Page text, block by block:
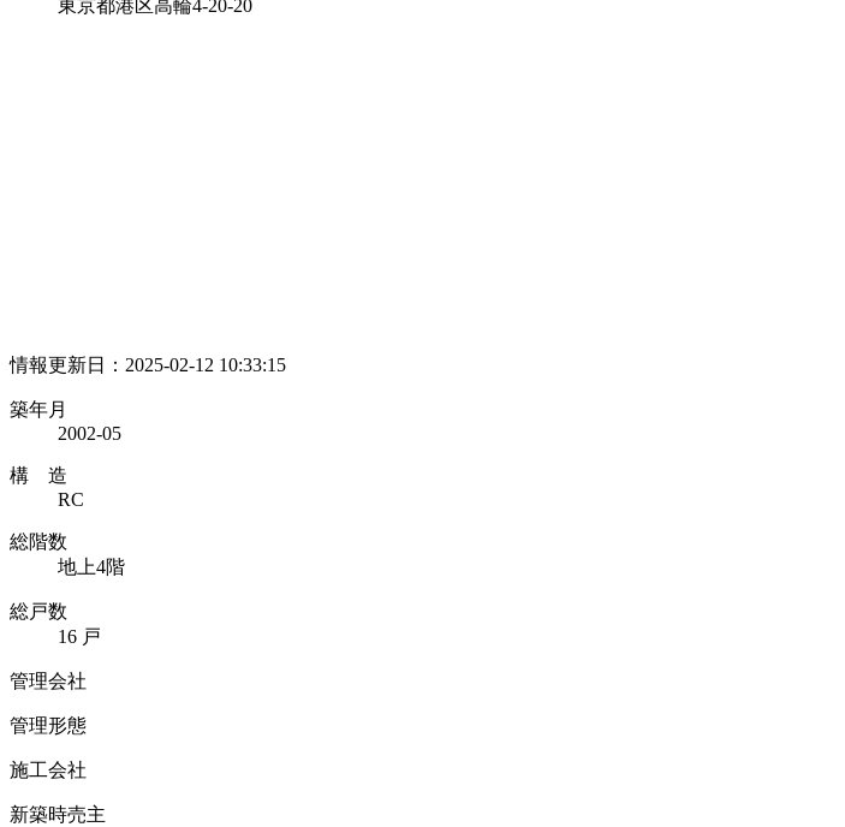
東京都港区高輪4-20-20
情報更新日：2025-02-12 10:33:15
築年月
2002-05
構 造
RC
総階数
地上4階
総戸数
16 戸
管理会社
管理形態
施工会社
新築時売主